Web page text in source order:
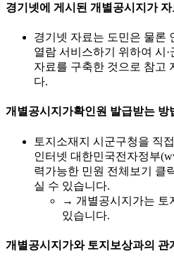
경기넷에 게시된 개별공시지가
경기넷 자료는 도민은 물론
열람 서비스하기 위하여 시
자료를 구축한 것으로 참고
다.
개별공시지가확인원 발급받는 방
토지소재지 시군구청을 직
인터넷 대한민국전자정부
력가능한 민원 전체보기 클
실 수 있습니다.
→ 개별공시지가는 토
있습니다.
개별공시지가와 토지보상과의 관